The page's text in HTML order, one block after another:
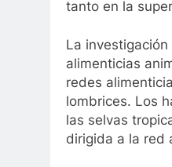
tanto en la
La
alimenticias
redes
lombrices. Los
las selvas
dirigida a la red